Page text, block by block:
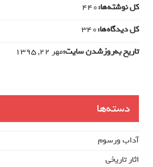
کل نوشته‌ها:440
کل دیدگاه‌ها:340
تاریخ به‌روزشدن سایت:مهر ۲۲, ۱۳۹۵
دسته‌ها
آداب ورسوم
اثار تاریخی